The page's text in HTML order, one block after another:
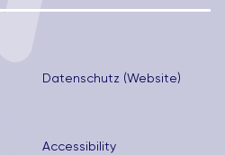
Datenschutz (Website)
Accessibility